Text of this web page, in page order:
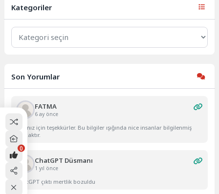
ilgili...
Kategoriler
Kategoriler
Son Yorumlar
FATMA
6 ay önce
Yazınız için teşekkürler. Bu bilgiler ışığında nice insanlar bilgilenmiş
olacaktır.
ChatGPT Düsmanı
1 yıl önce
ChatGPT çıktı mertlik bozuldu
0